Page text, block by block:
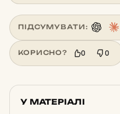
ПІДСУМУВАТИ:
КОРИСНО? 0 0
У МАТЕРІАЛІ